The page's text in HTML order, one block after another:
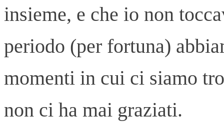
insieme, e che io non
periodo (per fortuna)
momenti in cui ci siamo
non ci ha mai graziati.